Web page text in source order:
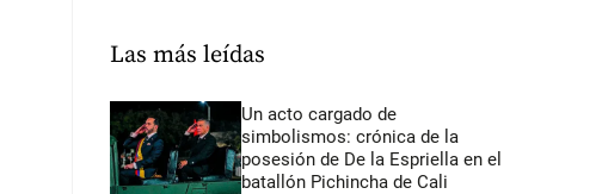
Las más leídas
Un acto cargado de
simbolismos: crónica de la
posesión de De la Espriella en el
batallón Pichincha de Cali